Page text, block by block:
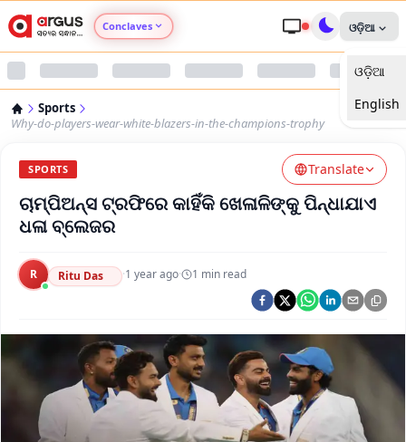
Conclaves
Argus Nari Shakti
Argus Health Connect
Argus Chalo Dekhein Apna Desh
ଓଡ଼ିଆ
ଓଡ଼ିଆ
English
Sports
Why-do-players-wear-white-blazers-in-the-champions-trophy
SPORTS Translate
ଚାମ୍ପିଅନ୍ସ ଟ୍ରଫିରେ କାହିଁକି ଖେଳାଳିଙ୍କୁ ପିନ୍ଧାଯାଏ
ଧଳା ବ୍ଲେଜର
R Ritu Das ·1 year ago· 1 min read